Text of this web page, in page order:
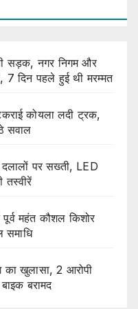
सड़क, नगर निगम और
7 दिन पहले हुई थी मरम्मत
कोयला लदी ट्रक,
सवाल
पर सख्ती, LED
तस्वीरें
महंत कौशल किशोर
समाधि
का खुलासा, 2 आरोपी
बरामद